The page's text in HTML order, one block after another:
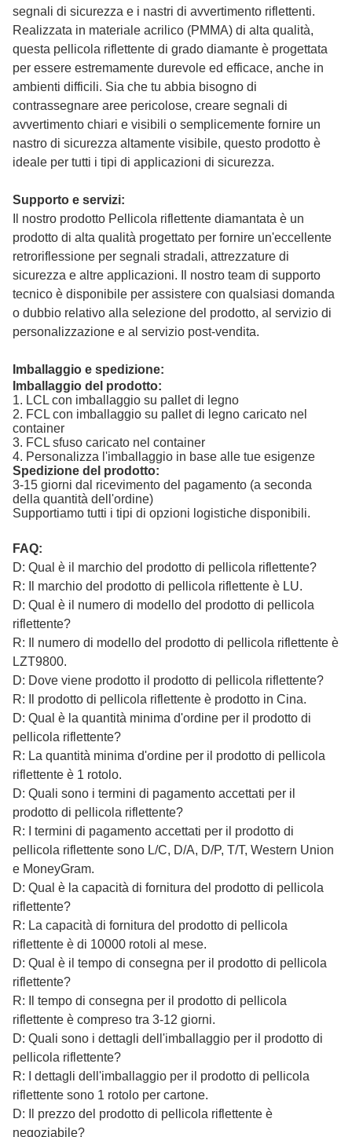
segnali di sicurezza e i nastri di avvertimento riflettenti.
Realizzata in materiale acrilico (PMMA) di alta qualità,
questa pellicola riflettente di grado diamante è progettata
per essere estremamente durevole ed efficace, anche in
ambienti difficili. Sia che tu abbia bisogno di
contrassegnare aree pericolose, creare segnali di
avvertimento chiari e visibili o semplicemente fornire un
nastro di sicurezza altamente visibile, questo prodotto è
ideale per tutti i tipi di applicazioni di sicurezza.
Supporto e servizi:
Il nostro prodotto Pellicola riflettente diamantata è un
prodotto di alta qualità progettato per fornire un'eccellente
retroriflessione per segnali stradali, attrezzature di
sicurezza e altre applicazioni. Il nostro team di supporto
tecnico è disponibile per assistere con qualsiasi domanda
o dubbio relativo alla selezione del prodotto, al servizio di
personalizzazione e al servizio post-vendita.
Imballaggio e spedizione:
Imballaggio del prodotto:
1. LCL con imballaggio su pallet di legno
2. FCL con imballaggio su pallet di legno caricato nel
container
3. FCL sfuso caricato nel container
4. Personalizza l'imballaggio in base alle tue esigenze
Spedizione del prodotto:
3-15 giorni dal ricevimento del pagamento (a seconda
della quantità dell'ordine)
Supportiamo tutti i tipi di opzioni logistiche disponibili.
FAQ:
D: Qual è il marchio del prodotto di pellicola riflettente?
R: Il marchio del prodotto di pellicola riflettente è LU.
D: Qual è il numero di modello del prodotto di pellicola
riflettente?
R: Il numero di modello del prodotto di pellicola riflettente è
LZT9800.
D: Dove viene prodotto il prodotto di pellicola riflettente?
R: Il prodotto di pellicola riflettente è prodotto in Cina.
D: Qual è la quantità minima d'ordine per il prodotto di
pellicola riflettente?
R: La quantità minima d'ordine per il prodotto di pellicola
riflettente è 1 rotolo.
D: Quali sono i termini di pagamento accettati per il
prodotto di pellicola riflettente?
R: I termini di pagamento accettati per il prodotto di
pellicola riflettente sono L/C, D/A, D/P, T/T, Western Union
e MoneyGram.
D: Qual è la capacità di fornitura del prodotto di pellicola
riflettente?
R: La capacità di fornitura del prodotto di pellicola
riflettente è di 10000 rotoli al mese.
D: Qual è il tempo di consegna per il prodotto di pellicola
riflettente?
R: Il tempo di consegna per il prodotto di pellicola
riflettente è compreso tra 3-12 giorni.
D: Quali sono i dettagli dell'imballaggio per il prodotto di
pellicola riflettente?
R: I dettagli dell'imballaggio per il prodotto di pellicola
riflettente sono 1 rotolo per cartone.
D: Il prezzo del prodotto di pellicola riflettente è
negoziabile?